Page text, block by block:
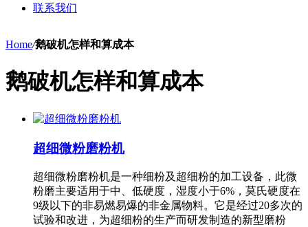
联系我们
Home/鹅破机怎样和算成本
鹅破机怎样和算成本
超细微粉磨粉机
超细微粉磨粉机是一种细粉及超细粉的加工设备，此微
粉磨主要适用于中、低硬度，湿度小于6%，莫氏硬度在
9级以下的非易燃易爆的非金属物料。它是经过20多次的
试验和改进，为超细粉的生产而研发制造的新型磨粉